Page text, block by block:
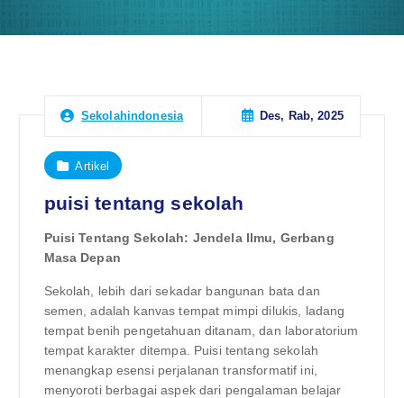
Sekolahindonesia Des, Rab, 2025
Artikel
puisi tentang sekolah
Puisi Tentang Sekolah: Jendela Ilmu, Gerbang
Masa Depan
Sekolah, lebih dari sekadar bangunan bata dan
semen, adalah kanvas tempat mimpi dilukis, ladang
tempat benih pengetahuan ditanam, dan laboratorium
tempat karakter ditempa. Puisi tentang sekolah
menangkap esensi perjalanan transformatif ini,
menyoroti berbagai aspek dari pengalaman belajar